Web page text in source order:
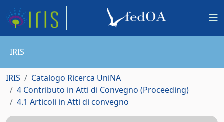
IRIS
IRIS
Catalogo Ricerca UniNA
4 Contributo in Atti di Convegno (Proceeding)
4.1 Articoli in Atti di convegno